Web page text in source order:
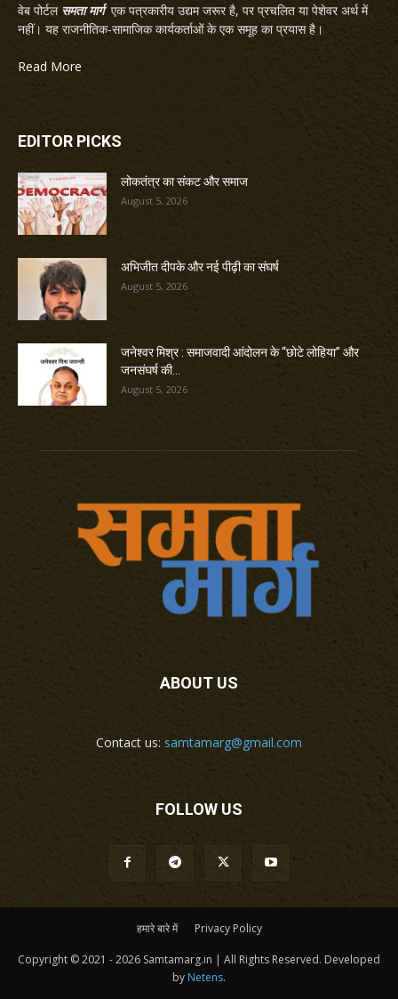
वेब पोर्टल समता मार्गएक पत्रकारीय उद्यम जरूर है, पर प्रचलित या पेशेवर अर्थ में
नहीं। यह राजनीतिक-सामाजिक कार्यकर्ताओं के एक समूह का प्रयास है।
Read More
EDITOR PICKS
लोकतंत्र का संकट और समाज
August 5, 2026
अभिजीत दीपके और नई पीढ़ी का संघर्ष
August 5, 2026
जनेश्वर मिश्र : समाजवादी आंदोलन के “छोटे लोहिया” और
जनसंघर्ष की...
August 5, 2026
ABOUT US
Contact us: samtamarg@gmail.com
FOLLOW US
हमारे बारे में Privacy Policy
Copyright © 2021 - 2026 Samtamarg.in | All Rights Reserved. Developed
by Netens.